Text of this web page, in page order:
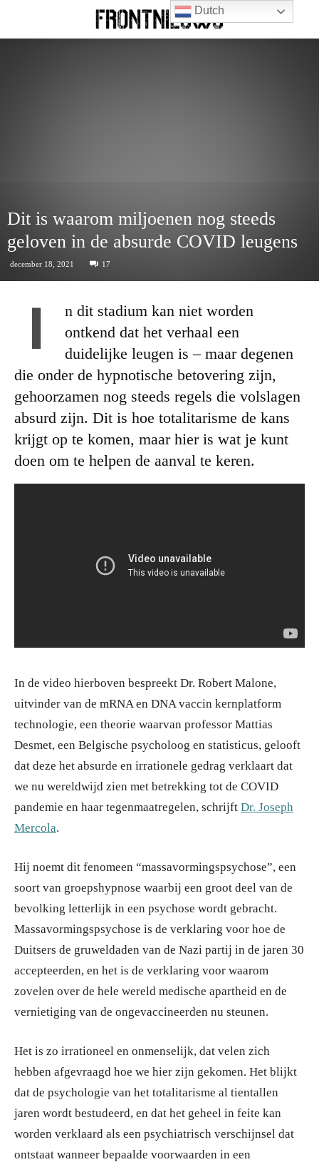
Dit is waarom miljoenen nog steeds
geloven in de absurde COVID leugens
december 18, 2021 17
I
n dit stadium kan niet worden
ontkend dat het verhaal een
duidelijke leugen is – maar degenen
die onder de hypnotische betovering zijn,
gehoorzamen nog steeds regels die volslagen
absurd zijn. Dit is hoe totalitarisme de kans
krijgt op te komen, maar hier is wat je kunt
doen om te helpen de aanval te keren.
In de video hierboven bespreekt Dr. Robert Malone,
uitvinder van de mRNA en DNA vaccin kernplatform
technologie, een theorie waarvan professor Mattias
Desmet, een Belgische psycholoog en statisticus, gelooft
dat deze het absurde en irrationele gedrag verklaart dat
we nu wereldwijd zien met betrekking tot de COVID
pandemie en haar tegenmaatregelen, schrijft Dr. Joseph
Mercola.
Hij noemt dit fenomeen “massavormingspsychose”, een
soort van groepshypnose waarbij een groot deel van de
bevolking letterlijk in een psychose wordt gebracht.
Massavormingspsychose is de verklaring voor hoe de
Duitsers de gruweldaden van de Nazi partij in de jaren 30
accepteerden, en het is de verklaring voor waarom
zovelen over de hele wereld medische apartheid en de
vernietiging van de ongevaccineerden nu steunen.
Het is zo irrationeel en onmenselijk, dat velen zich
hebben afgevraagd hoe we hier zijn gekomen. Het blijkt
dat de psychologie van het totalitarisme al tientallen
jaren wordt bestudeerd, en dat het geheel in feite kan
worden verklaard als een psychiatrisch verschijnsel dat
ontstaat wanneer bepaalde voorwaarden in een
Dutch